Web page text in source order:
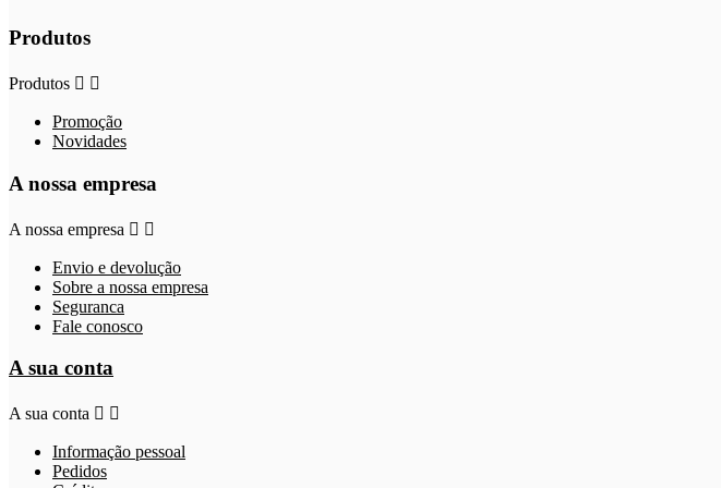
Produtos
Produtos  
Promoção
Novidades
A nossa empresa
A nossa empresa  
Envio e devolução
Sobre a nossa empresa
Seguranca
Fale conosco
A sua conta
A sua conta  
Informação pessoal
Pedidos